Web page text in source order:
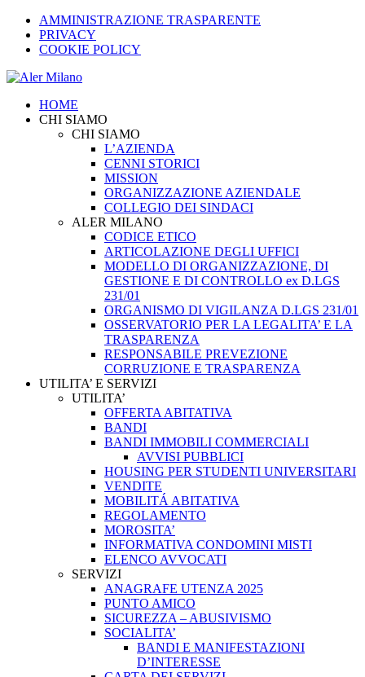
AMMINISTRAZIONE TRASPARENTE
PRIVACY
COOKIE POLICY
HOME
CHI SIAMO
CHI SIAMO
L’AZIENDA
CENNI STORICI
MISSION
ORGANIZZAZIONE AZIENDALE
COLLEGIO DEI SINDACI
ALER MILANO
CODICE ETICO
ARTICOLAZIONE DEGLI UFFICI
MODELLO DI ORGANIZZAZIONE, DI
GESTIONE E DI CONTROLLO ex D.LGS
231/01
ORGANISMO DI VIGILANZA D.LGS 231/01
OSSERVATORIO PER LA LEGALITA’ E LA
TRASPARENZA
RESPONSABILE PREVEZIONE
CORRUZIONE E TRASPARENZA
UTILITA’ E SERVIZI
UTILITA’
OFFERTA ABITATIVA
BANDI
BANDI IMMOBILI COMMERCIALI
AVVISI PUBBLICI
HOUSING PER STUDENTI UNIVERSITARI
VENDITE
MOBILITÁ ABITATIVA
REGOLAMENTO
MOROSITA’
INFORMATIVA CONDOMINI MISTI
ELENCO AVVOCATI
SERVIZI
ANAGRAFE UTENZA 2025
PUNTO AMICO
SICUREZZA – ABUSIVISMO
SOCIALITA’
BANDI E MANIFESTAZIONI
D’INTERESSE